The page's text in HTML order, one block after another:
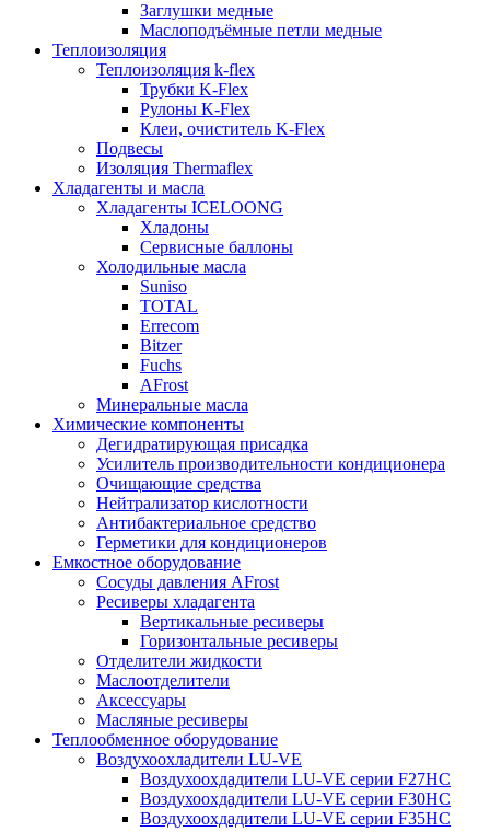
Заглушки медные
Маслоподъёмные петли медные
Теплоизоляция
Теплоизоляция k-flex
Трубки K-Flex
Рулоны K-Flex
Клеи, очиститель K-Flex
Подвесы
Изоляция Thermaflex
Хладагенты и масла
Хладагенты ICELOONG
Хладоны
Сервисные баллоны
Холодильные масла
Suniso
TOTAL
Errecom
Bitzer
Fuchs
AFrost
Минеральные масла
Химические компоненты
Дегидратирующая присадка
Усилитель производительности кондиционера
Очищающие средства
Нейтрализатор кислотности
Антибактериальное средство
Герметики для кондиционеров
Емкостное оборудование
Сосуды давления AFrost
Ресиверы хладагента
Вертикальные ресиверы
Горизонтальные ресиверы
Отделители жидкости
Маслоотделители
Аксессуары
Масляные ресиверы
Теплообменное оборудование
Воздухоохладители LU-VE
Воздухоохдадители LU-VE серии F27HC
Воздухоохдадители LU-VE серии F30HC
Воздухоохдадители LU-VE серии F35HC